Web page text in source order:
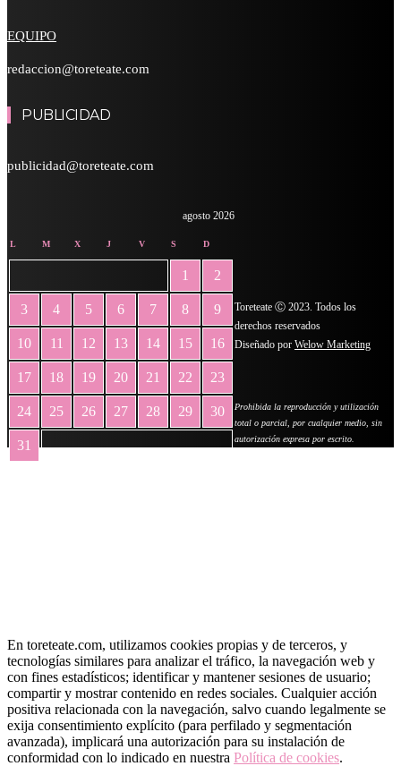
EQUIPO
redaccion@toreteate.com
PUBLICIDAD
publicidad@toreteate.com
agosto 2026
L M X J V S D
1 2
3 4 5 6 7 8 9
10 11 12 13 14 15 16
17 18 19 20 21 22 23
24 25 26 27 28 29 30
31
Toreteate Ⓒ 2023. Todos los
derechos reservados
Diseñado por Welow Marketing
Prohibida la reproducción y utilización
total o parcial, por cualquier medio, sin
autorización expresa por escrito.
En toreteate.com, utilizamos cookies propias y de terceros, y
tecnologías similares para analizar el tráfico, la navegación web y
con fines estadísticos; identificar y mantener sesiones de usuario;
compartir y mostrar contenido en redes sociales. Cualquier acción
positiva relacionada con la navegación, salvo cuando legalmente se
exija consentimiento explícito (para perfilado y segmentación
avanzada), implicará una autorización para su instalación de
conformidad con lo indicado en nuestra Política de cookies.